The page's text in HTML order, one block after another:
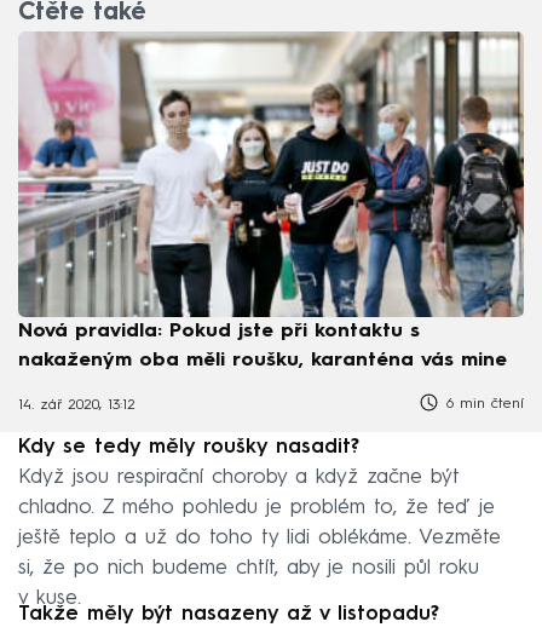
Čtěte také
Nová pravidla: Pokud jste při kontaktu s
nakaženým oba měli roušku, karanténa vás mine
14. zář 2020, 13:12 6 min čtení
Kdy se tedy měly roušky nasadit?
Když jsou respirační choroby a když začne být
chladno. Z mého pohledu je problém to, že teď je
ještě teplo a už do toho ty lidi oblékáme. Vezměte
si, že po nich budeme chtít, aby je nosili půl roku
v kuse.
Takže měly být nasazeny až v listopadu?